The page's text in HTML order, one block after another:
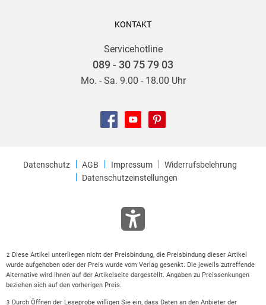
KONTAKT
Servicehotline
089 - 30 75 79 03
Mo. - Sa. 9.00 - 18.00 Uhr
Datenschutz AGB Impressum
Widerrufsbelehrung
Datenschutzeinstellungen
2
Diese Artikel unterliegen nicht der Preisbindung, die Preisbindung dieser Artikel
wurde aufgehoben oder der Preis wurde vom Verlag gesenkt. Die jeweils zutreffende
Alternative wird Ihnen auf der Artikelseite dargestellt. Angaben zu Preissenkungen
beziehen sich auf den vorherigen Preis.
3 Durch Öffnen der Leseprobe willigen Sie ein, dass Daten an den Anbieter der